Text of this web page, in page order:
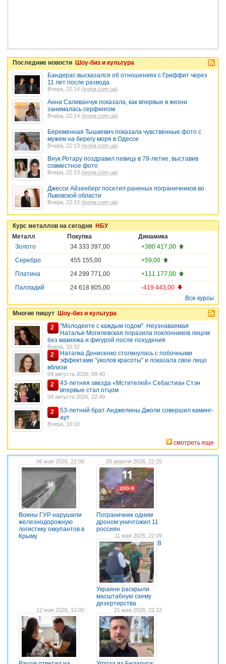
Последние новости Шоу-биз и культура
Бандерас высказался об отношениях с Гриффит через
11 лет после развода
Вчера, 22:14 (ivona.com.ua)
Анна Саливанчук показала, как впервые в жизни
занималась серфингом
Вчера, 22:14 (ivona.com.ua)
Беременная Тышкевич показала чувственные фото с
мужем на берегу моря в Одессе
Вчера, 22:13 (ivona.com.ua)
Внук Ротару поздравил певицу в 79-летие, выставив
совместное фото
Вчера, 22:13 (ivona.com.ua)
Джесси Айзенберг посетил раненых пограничников во
Львовской области
Вчера, 22:13 (ivona.com.ua)
Курс металлов на сегодня НБУ
Металл
Покупка
Динамика
Золото
34 333 397,00
+380 417,00
Серебро
455 155,00
+59,00
Платина
24 299 771,00
+111 177,00
Палладий
24 618 805,00
-419 443,00
Все курсы
Многие пишут Шоу-биз и культура
2
"Молодеете с каждым годом". Неузнаваемая
Наталья Могилевская поразила поклонников лицом
без макияжа и фигурой после похудения
Вчера, 10:32
2
Наталка Денисенко столкнулась с побочными
эффектами "уколов красоты" и показала свое лицо
вблизи
04 августа 2026, 09:40
2
43-летняя звезда «Мстителей» Себастиан Стэн
впервые стал отцом
04 августа 2026, 22:49
2
53-летний брат Анджелины Джоли совершил каминг-
аут
Вчера, 10:10
смотреть еще
06 мая 2026, 22:09
Воины ГУР нарушили
железнодорожную
логистику оккупантов в
Крыму
26 апреля 2026, 22:25
Пограничник одним
дроном уничтожил 11
россиян
11 мая 2026, 22:09
В
Украине раскрыли
масштабную схему
дезертирства
12 мая 2026, 12:00 21 мая 2026, 22:12